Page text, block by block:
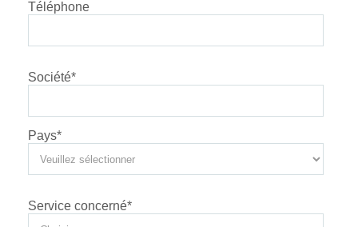
Téléphone
Société*
Pays*
Service concerné*